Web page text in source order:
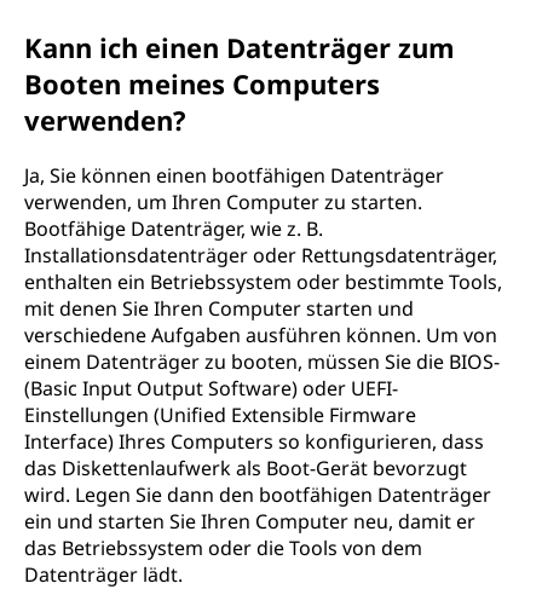
Kann ich einen Datenträger zum
Booten meines Computers
verwenden?
Ja, Sie können einen bootfähigen Datenträger
verwenden, um Ihren Computer zu starten.
Bootfähige Datenträger, wie z. B.
Installationsdatenträger oder Rettungsdatenträger,
enthalten ein Betriebssystem oder bestimmte Tools,
mit denen Sie Ihren Computer starten und
verschiedene Aufgaben ausführen können. Um von
einem Datenträger zu booten, müssen Sie die BIOS-
(Basic Input Output Software) oder UEFI-
Einstellungen (Unified Extensible Firmware
Interface) Ihres Computers so konfigurieren, dass
das Diskettenlaufwerk als Boot-Gerät bevorzugt
wird. Legen Sie dann den bootfähigen Datenträger
ein und starten Sie Ihren Computer neu, damit er
das Betriebssystem oder die Tools von dem
Datenträger lädt.